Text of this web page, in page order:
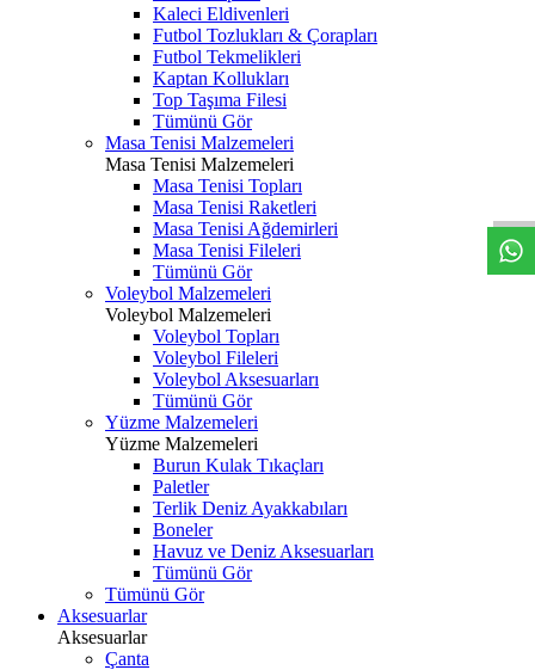
Kaleci Eldivenleri
Futbol Tozlukları & Çorapları
Futbol Tekmelikleri
Kaptan Kollukları
Top Taşıma Filesi
Tümünü Gör
Masa Tenisi Malzemeleri
Masa Tenisi Malzemeleri
Masa Tenisi Topları
Masa Tenisi Raketleri
Masa Tenisi Ağdemirleri
Masa Tenisi Fileleri
Tümünü Gör
Voleybol Malzemeleri
Voleybol Malzemeleri
Voleybol Topları
Voleybol Fileleri
Voleybol Aksesuarları
Tümünü Gör
Yüzme Malzemeleri
Yüzme Malzemeleri
Burun Kulak Tıkaçları
Paletler
Terlik Deniz Ayakkabıları
Boneler
Havuz ve Deniz Aksesuarları
Tümünü Gör
Tümünü Gör
Aksesuarlar
Aksesuarlar
Çanta